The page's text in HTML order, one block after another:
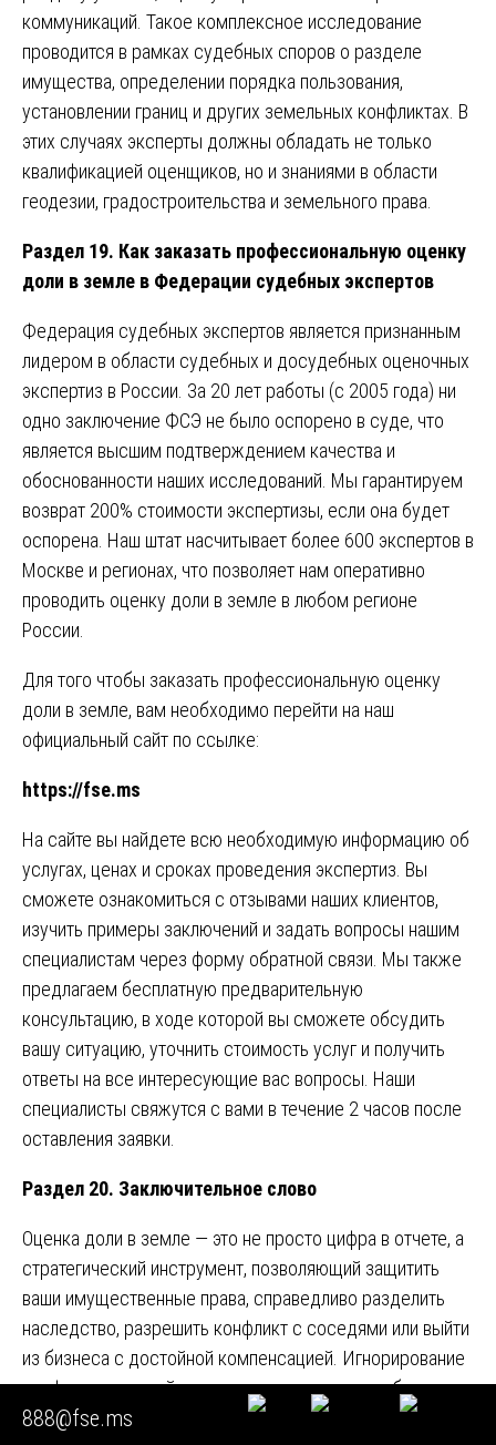
коммуникаций. Такое комплексное исследование
проводится в рамках судебных споров о разделе
имущества, определении порядка пользования,
установлении границ и других земельных конфликтах. В
этих случаях эксперты должны обладать не только
квалификацией оценщиков, но и знаниями в области
геодезии, градостроительства и земельного права.
Раздел 19. Как заказать профессиональную оценку
доли в земле в Федерации судебных экспертов
Федерация судебных экспертов является признанным
лидером в области судебных и досудебных оценочных
экспертиз в России. За 20 лет работы (с 2005 года) ни
одно заключение ФСЭ не было оспорено в суде, что
является высшим подтверждением качества и
обоснованности наших исследований. Мы гарантируем
возврат 200% стоимости экспертизы, если она будет
оспорена. Наш штат насчитывает более 600 экспертов в
Москве и регионах, что позволяет нам оперативно
проводить оценку доли в земле в любом регионе
России.
Для того чтобы заказать профессиональную оценку
доли в земле, вам необходимо перейти на наш
официальный сайт по ссылке:
https://fse.ms
На сайте вы найдете всю необходимую информацию об
услугах, ценах и сроках проведения экспертиз. Вы
сможете ознакомиться с отзывами наших клиентов,
изучить примеры заключений и задать вопросы нашим
специалистам через форму обратной связи. Мы также
предлагаем бесплатную предварительную
консультацию, в ходе которой вы сможете обсудить
вашу ситуацию, уточнить стоимость услуг и получить
ответы на все интересующие вас вопросы. Наши
специалисты свяжутся с вами в течение 2 часов после
оставления заявки.
Раздел 20. Заключительное слово
Оценка доли в земле — это не просто цифра в отчете, а
стратегический инструмент, позволяющий защитить
ваши имущественные права, справедливо разделить
наследство, разрешить конфликт с соседями или выйти
из бизнеса с достойной компенсацией. Игнорирование
профессиональной оценки доли в земле или обращение
к непрофессиональным оценщикам может привести к
888@fse.ms